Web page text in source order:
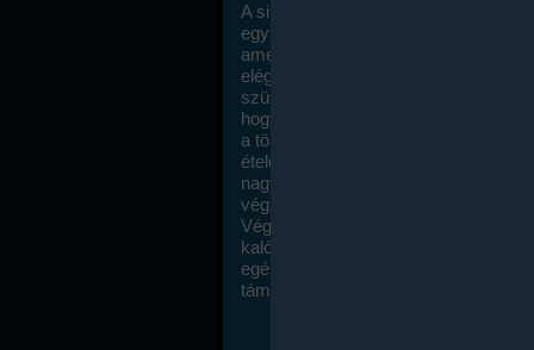
A sikeres fogyás titka valójában igen
egyszerű: égess több energiát, mint
amennyit beviszel. Természetesen
elég nagy fegyelemre és akaraterőre
szükség, de meglepődve fogod
hogy a kalóriaszámolás mennyire
a többi diétához képest. Itt nincsenek
ételek és a megengedett kalóriabevitelt
nagymértékben növelheted ha
végzel.
Végül, de nem utolsó sorban, a
kalóriaszámolás módszerét a legtöbb
egészségügyi szakorvos ajánlja és
támogatja.